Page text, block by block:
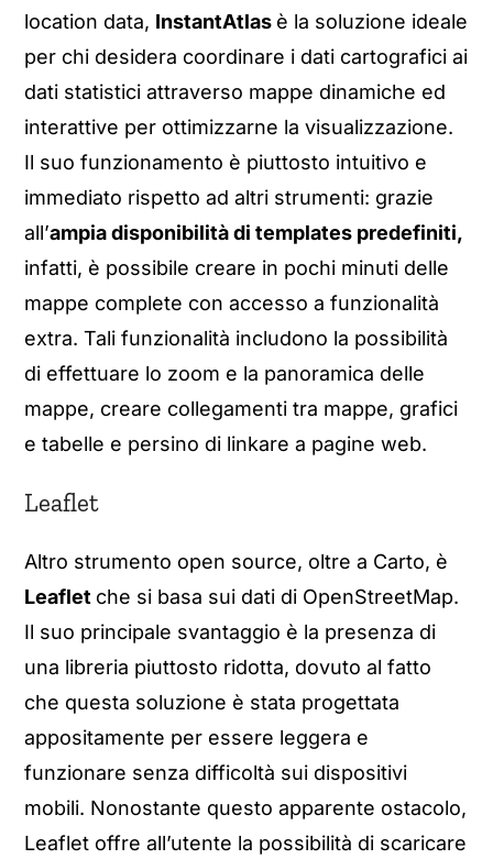
location data, InstantAtlas è la soluzione ideale
per chi desidera coordinare i dati cartografici ai
dati statistici attraverso mappe dinamiche ed
interattive per ottimizzarne la visualizzazione.
Il suo funzionamento è piuttosto intuitivo e
immediato rispetto ad altri strumenti: grazie
all’ampia disponibilità di templates predefiniti,
infatti, è possibile creare in pochi minuti delle
mappe complete con accesso a funzionalità
extra. Tali funzionalità includono la possibilità
di effettuare lo zoom e la panoramica delle
mappe, creare collegamenti tra mappe, grafici
e tabelle e persino di linkare a pagine web.
Leaflet
Altro strumento open source, oltre a Carto, è
Leaflet che si basa sui dati di OpenStreetMap.
Il suo principale svantaggio è la presenza di
una libreria piuttosto ridotta, dovuto al fatto
che questa soluzione è stata progettata
appositamente per essere leggera e
funzionare senza difficoltà sui dispositivi
mobili. Nonostante questo apparente ostacolo,
Leaflet offre all’utente la possibilità di scaricare